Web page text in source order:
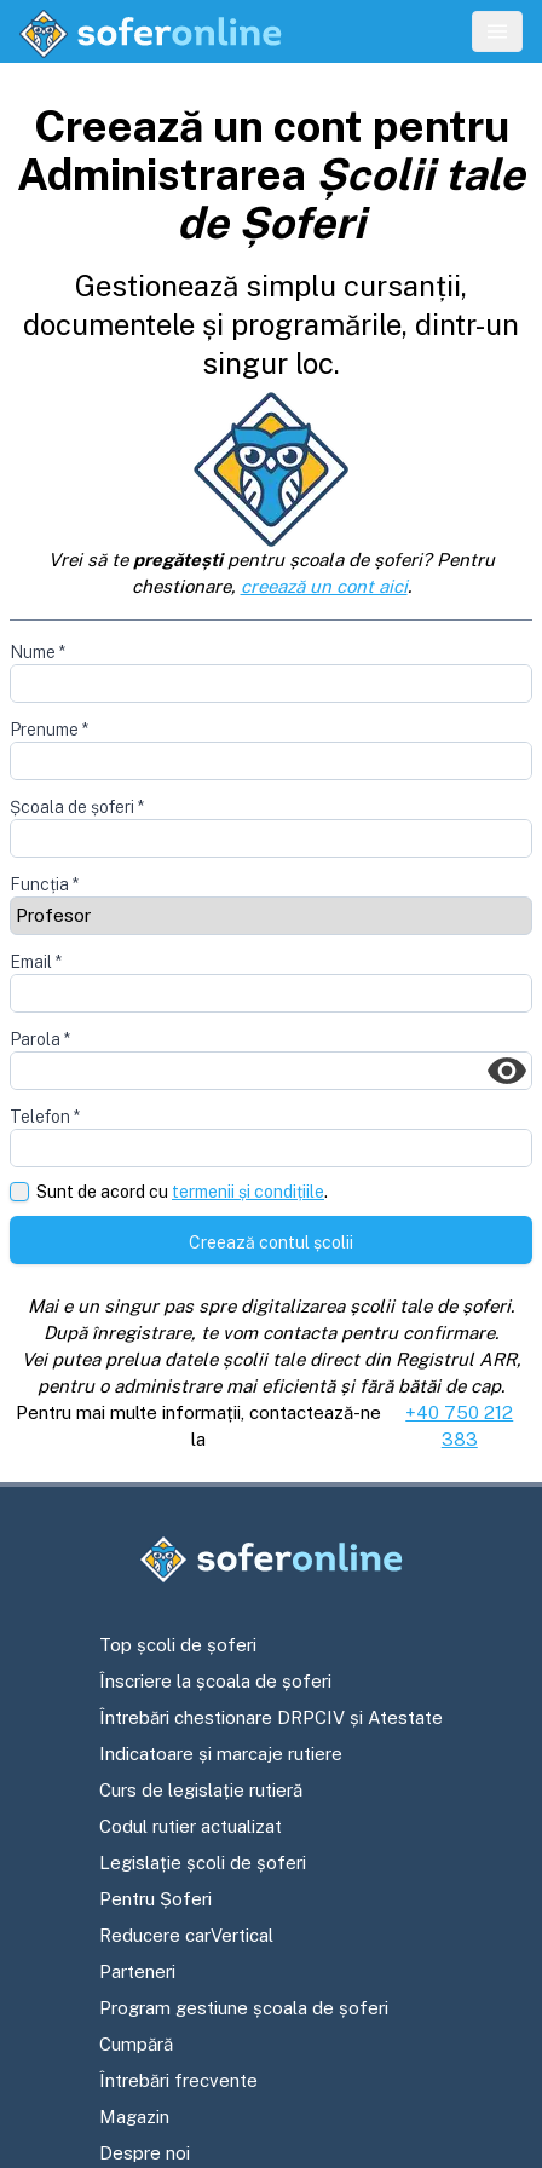
Creează un cont pentru
Administrarea Școlii tale
de Șoferi
Gestionează simplu cursanții,
documentele și programările, dintr-un
singur loc.
Vrei să te pregăteștipentru școala de șoferi? Pentru
chestionare, creează un cont aici.
Nume *
Prenume *
Școala de șoferi *
Funcția *
Email *
Parola *
Telefon *
Sunt de acord cu termenii și condițiile.
Creează contul școlii
Mai e un singur pas spre digitalizarea școlii tale de șoferi.
După înregistrare, te vom contacta pentru confirmare.
Vei putea prelua datele școlii tale direct din Registrul ARR,
pentru o administrare mai eficientă și fără bătăi de cap.
Pentru mai multe informații, contactează-ne
la
+40 750 212
383
Top școli de șoferi
Înscriere la școala de șoferi
Întrebări chestionare DRPCIV și Atestate
Indicatoare și marcaje rutiere
Curs de legislație rutieră
Codul rutier actualizat
Legislație școli de șoferi
Pentru Șoferi
Reducere carVertical
Parteneri
Program gestiune școala de șoferi
Cumpără
Întrebări frecvente
Magazin
Despre noi